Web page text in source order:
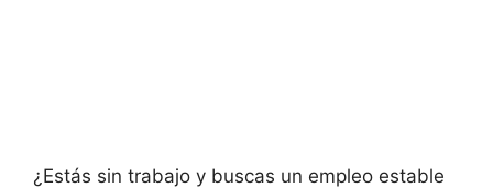
¿Estás sin trabajo y buscas un empleo estable